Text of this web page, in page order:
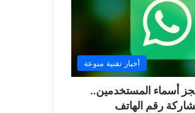
أخبار تقنية منوعة
أسماء المستخدمين..
رقم الهاتف